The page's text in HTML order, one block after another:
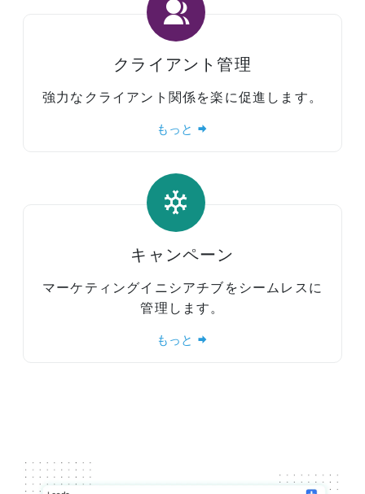
クライアント管理
強力なクライアント関係を楽に促進します。
もっと
キャンペーン
マーケティングイニシアチブをシームレスに
管理します。
もっと